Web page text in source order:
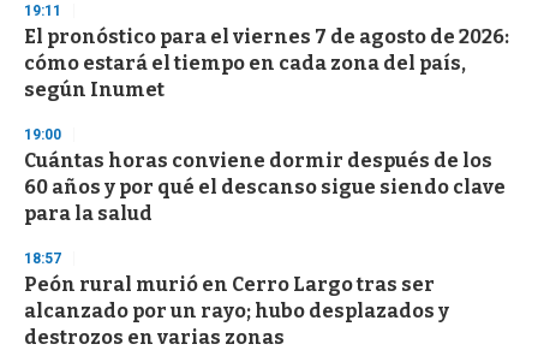
19:11
El pronóstico para el viernes 7 de agosto de 2026:
cómo estará el tiempo en cada zona del país,
según Inumet
19:00
Cuántas horas conviene dormir después de los
60 años y por qué el descanso sigue siendo clave
para la salud
18:57
Peón rural murió en Cerro Largo tras ser
alcanzado por un rayo; hubo desplazados y
destrozos en varias zonas